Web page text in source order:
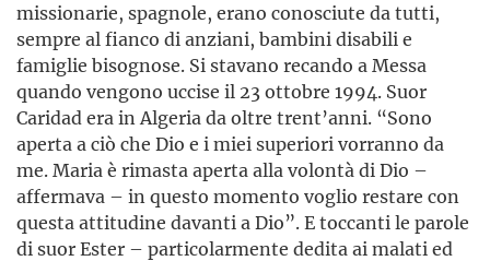
missionarie, spagnole, erano conosciute da tutti,
sempre al fianco di anziani, bambini disabili e
famiglie bisognose. Si stavano recando a Messa
quando vengono uccise il 23 ottobre 1994. Suor
Caridad era in Algeria da oltre trent’anni. “Sono
aperta a ciò che Dio e i miei superiori vorranno da
me. Maria è rimasta aperta alla volontà di Dio –
affermava – in questo momento voglio restare con
questa attitudine davanti a Dio”. E toccanti le parole
di suor Ester – particolarmente dedita ai malati ed